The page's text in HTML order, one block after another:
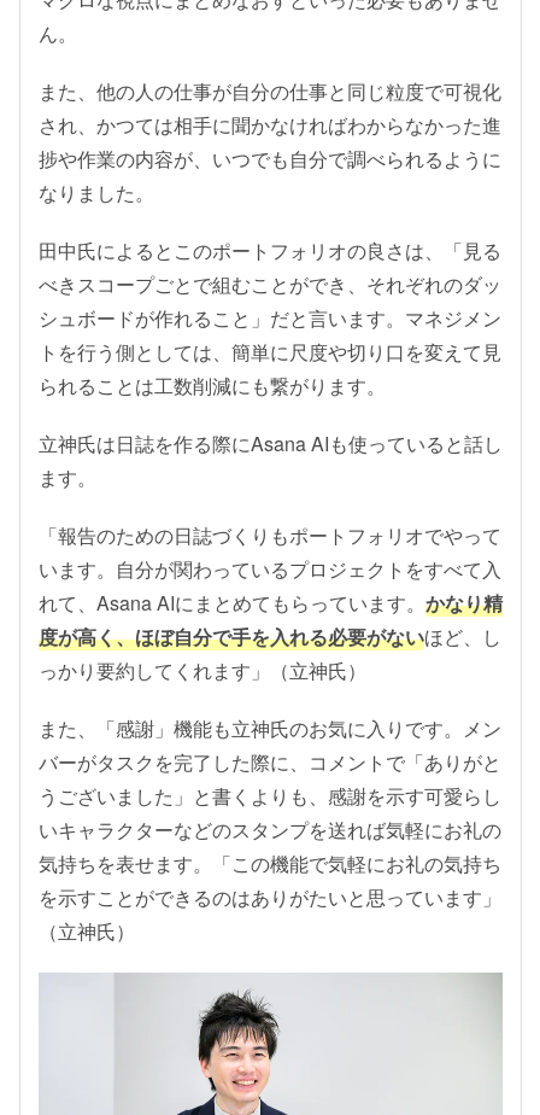
ん。
また、他の人の仕事が自分の仕事と同じ粒度で可視化
され、かつては相手に聞かなければわからなかった進
捗や作業の内容が、いつでも自分で調べられるように
なりました。
田中氏によるとこのポートフォリオの良さは、「見る
べきスコープごとで組むことができ、それぞれのダッ
シュボードが作れること」だと言います。マネジメン
トを行う側としては、簡単に尺度や切り口を変えて見
られることは工数削減にも繋がります。
立神氏は日誌を作る際にAsana AIも使っていると話し
ます。
「報告のための日誌づくりもポートフォリオでやって
います。自分が関わっているプロジェクトをすべて入
れて、Asana AIにまとめてもらっています。 かなり精
度が高く、ほぼ自分で手を入れる必要がないほど、し
っかり要約してくれます」（立神氏）
また、「感謝」機能も立神氏のお気に入りです。メン
バーがタスクを完了した際に、コメントで「ありがと
うございました」と書くよりも、感謝を示す可愛らし
いキャラクターなどのスタンプを送れば気軽にお礼の
気持ちを表せます。「この機能で気軽にお礼の気持ち
を示すことができるのはありがたいと思っています」
（立神氏）